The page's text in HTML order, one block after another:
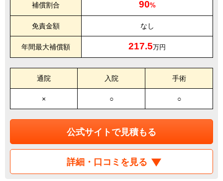
補償割合 90%
免責金額 なし
年間最大補償額 217.5万円
通院 入院 手術
× ○ ○
公式サイトで見積もる
詳細・口コミを見る